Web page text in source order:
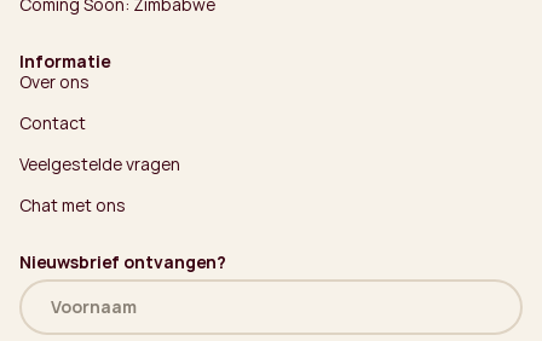
Informatie
Over ons
Contact
Veelgestelde vragen
Chat met ons
Nieuwsbrief ontvangen?
Naam
(Vereist)